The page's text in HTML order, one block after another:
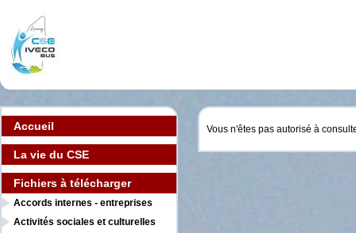
Accueil
La vie du CSE
Fichiers à télécharger
Accords internes - entreprises
Activités sociales et culturelles
Vous n'êtes pas autorisé à